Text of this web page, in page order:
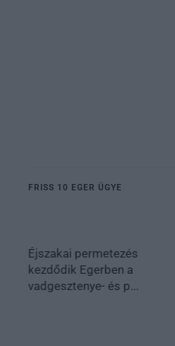
FRISS 10 EGER ÜGYE
Éjszakai permetezés
kezdődik Egerben a
vadgesztenye- és p...